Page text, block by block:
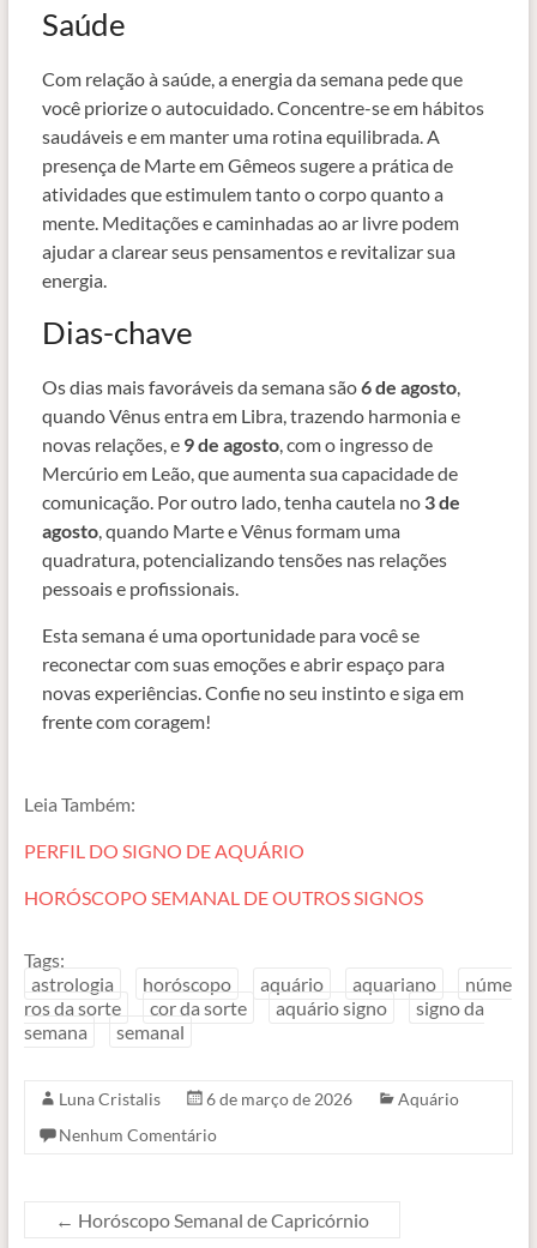
Saúde
Com relação à saúde, a energia da semana pede que
você priorize o autocuidado. Concentre-se em hábitos
saudáveis e em manter uma rotina equilibrada. A
presença de Marte em Gêmeos sugere a prática de
atividades que estimulem tanto o corpo quanto a
mente. Meditações e caminhadas ao ar livre podem
ajudar a clarear seus pensamentos e revitalizar sua
energia.
Dias-chave
Os dias mais favoráveis da semana são6 de agosto,
quando Vênus entra em Libra, trazendo harmonia e
novas relações, e 9 de agosto, com o ingresso de
Mercúrio em Leão, que aumenta sua capacidade de
comunicação. Por outro lado, tenha cautela no 3 de
agosto, quando Marte e Vênus formam uma
quadratura, potencializando tensões nas relações
pessoais e profissionais.
Esta semana é uma oportunidade para você se
reconectar com suas emoções e abrir espaço para
novas experiências. Confie no seu instinto e siga em
frente com coragem!
Leia Também:
PERFIL DO SIGNO DE AQUÁRIO
HORÓSCOPO SEMANAL DE OUTROS SIGNOS
Tags:
astrologia
horóscopo aquário aquariano
núme
ros da sorte
cor da sorte aquário signo
signo da
semana
semanal
Luna Cristalis 6 de março de 2026
Aquário
Nenhum Comentário
← Horóscopo Semanal de Capricórnio